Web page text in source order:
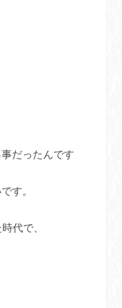
だったんです
す。
代で、